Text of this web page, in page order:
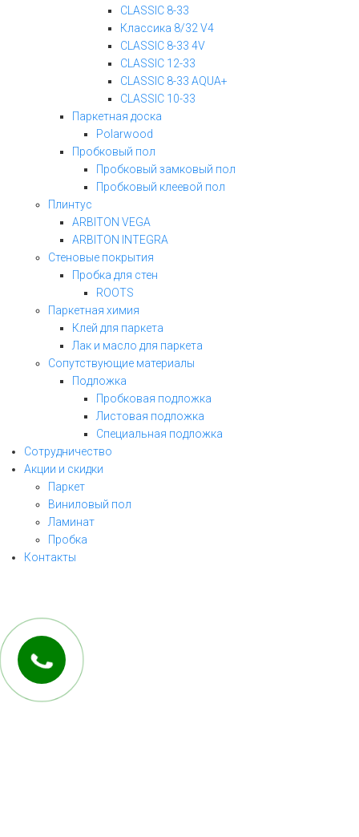
CLASSIC 8-33
Классика 8/32 V4
CLASSIC 8-33 4V
CLASSIC 12-33
CLASSIC 8-33 AQUA+
CLASSIC 10-33
Паркетная доска
Polarwood
Пробковый пол
Пробковый замковый пол
Пробковый клеевой пол
Плинтус
ARBITON VEGA
ARBITON INTEGRA
Стеновые покрытия
Пробка для стен
ROOTS
Паркетная химия
Клей для паркета
Лак и масло для паркета
Сопутствующие материалы
Подложка
Пробковая подложка
Листовая подложка
Специальная подложка
Сотрудничество
Акции и скидки
Паркет
Виниловый пол
Ламинат
Пробка
Контакты
заполните форму и мы свяжемся с Вами